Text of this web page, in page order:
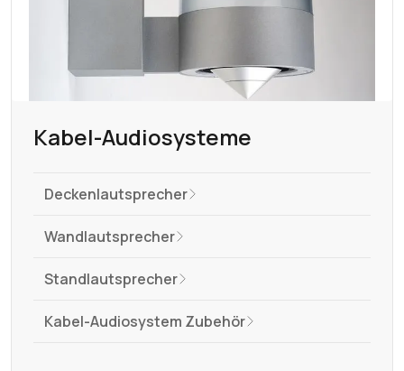
Kabel-Audiosysteme
Deckenlautsprecher
Wandlautsprecher
Standlautsprecher
Kabel-Audiosystem Zubehör